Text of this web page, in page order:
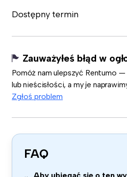
Dostępny termin
Zauważyłeś błąd w
Pomóż nam ulepszyć Rentumo —
lub nieścisłości, a my je
Zgłoś problem
FAQ